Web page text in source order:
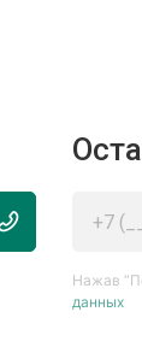
Нажав
данных